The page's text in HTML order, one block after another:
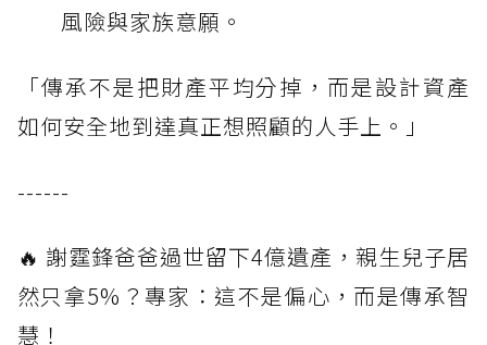
風險與家族意願。
「傳承不是把財產平均分掉，而是設計資產
如何安全地到達真正想照顧的人手上。」
------
🔥 謝霆鋒爸爸過世留下4億遺產，親生兒子居
然只拿5%？專家：這不是偏心，而是傳承智
慧！